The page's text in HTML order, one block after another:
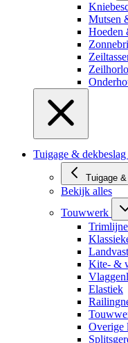
Mutsen
Hoeden
Tuigage & dekbeslag
Tuigage
Bekijk alles
Touwwerk
Kite- &
Elastiek
Overige